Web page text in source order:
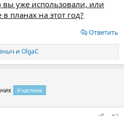
уже использовали, или
планах на этот год?
Ответить
и OlgaС
Участник